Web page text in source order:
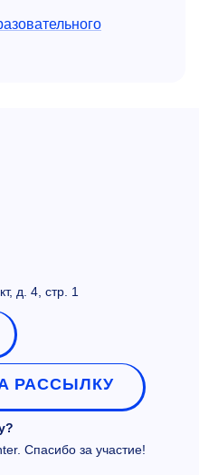
д. 4, стр. 1
РАССЫЛКУ
Спасибо за участие!